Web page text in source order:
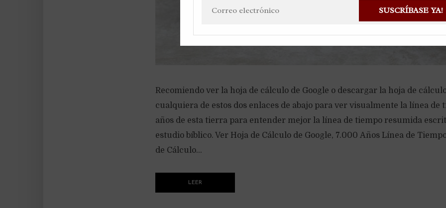
Recomiendo ver la hoja de cálculo de Google o descargar la hoja de
cualquiera de estos dos enlaces de abajo para ver visualmente la línea de
años de esta tierra para entender mejor la línea de tiempo resumida
estudio bíblico. Ver Hoja de Cálculo de Google, 7.000 Años Línea de
de Cálculo...
LEER
SUSCRÍBASE YA!